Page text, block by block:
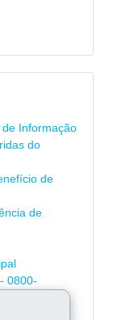
Informação
do
de
de
0800-